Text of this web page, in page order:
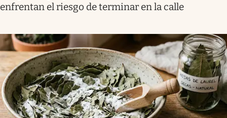
enfrentan el riesgo de terminar en la calle